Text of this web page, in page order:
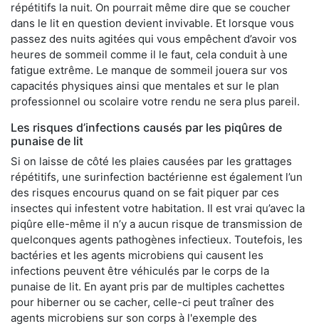
répétitifs la nuit. On pourrait même dire que se coucher
dans le lit en question devient invivable. Et lorsque vous
passez des nuits agitées qui vous empêchent d’avoir vos
heures de sommeil comme il le faut, cela conduit à une
fatigue extrême. Le manque de sommeil jouera sur vos
capacités physiques ainsi que mentales et sur le plan
professionnel ou scolaire votre rendu ne sera plus pareil.
Les risques d’infections causés par les piqûres de
punaise de lit
Si on laisse de côté les plaies causées par les grattages
répétitifs, une surinfection bactérienne est également l’un
des risques encourus quand on se fait piquer par ces
insectes qui infestent votre habitation. Il est vrai qu’avec la
piqûre elle-même il n’y a aucun risque de transmission de
quelconques agents pathogènes infectieux. Toutefois, les
bactéries et les agents microbiens qui causent les
infections peuvent être véhiculés par le corps de la
punaise de lit. En ayant pris par de multiples cachettes
pour hiberner ou se cacher, celle-ci peut traîner des
agents microbiens sur son corps à l'exemple des